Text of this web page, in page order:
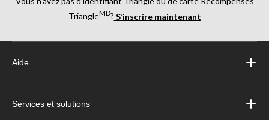
TriangleMD? S’inscrire maintenant
Aide
Services et solutions